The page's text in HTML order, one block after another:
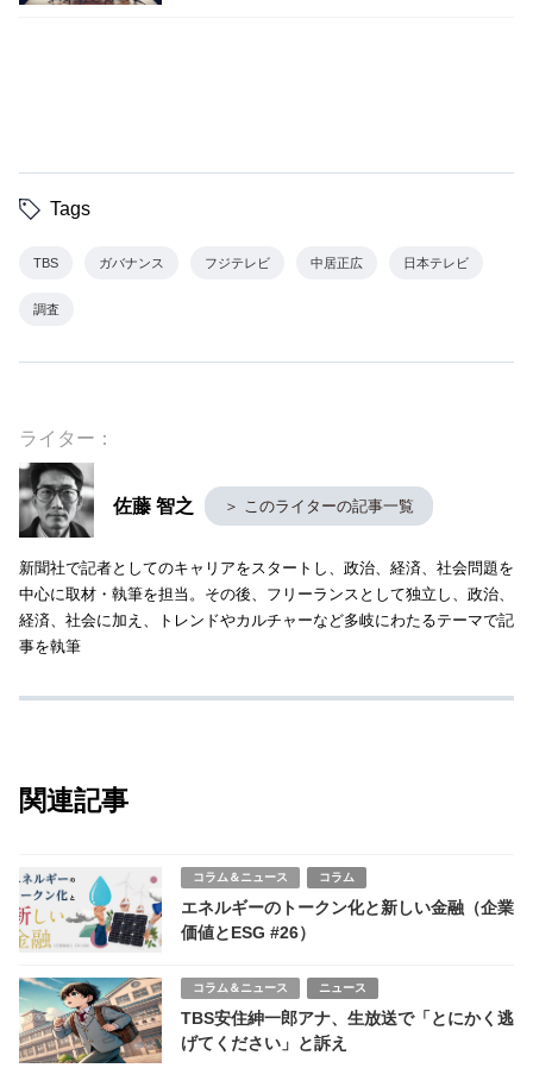
Tags
TBS ガバナンス フジテレビ 中居正広 日本テレビ
調査
ライター：
佐藤 智之 ＞ このライターの記事一覧
新聞社で記者としてのキャリアをスタートし、政治、経済、社会問題を
中心に取材・執筆を担当。その後、フリーランスとして独立し、政治、
経済、社会に加え、トレンドやカルチャーなど多岐にわたるテーマで記
事を執筆
関連記事
コラム＆ニュース コラム
エネルギーのトークン化と新しい金融（企業
価値とESG #26）
コラム＆ニュース ニュース
TBS安住紳一郎アナ、生放送で「とにかく逃
げてください」と訴え